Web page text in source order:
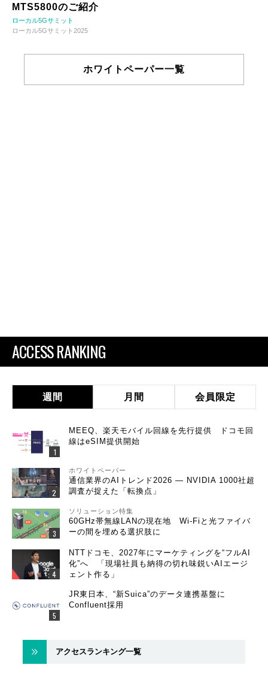
MTS5800のご紹介
ローカル5Gサミット
ローカル5Gサミット2025
ホワイトペーパー一覧
ACCESS RANKING
週間 月間 会員限定
MEEQ、楽天モバイル回線を先行提供 ドコモ回
線はeSIM提供開始
ホワイトペーパー
通信業界のAIトレンド2026 ― NVIDIA 1000社超
調査が捉えた「転換点」
ソリューション特集
60GHz帯無線LANの現在地 Wi-Fiと光ファイバ
ーの間を埋める選択肢に
NTTドコモ、2027年にマーケティングを“フルAI
化”へ 「現場社員も納得の切れ味鋭いAIエージ
ェント作る」
JR東日本、“新Suica”のデータ連携基盤に
Confluent採用
アクセスランキング一覧